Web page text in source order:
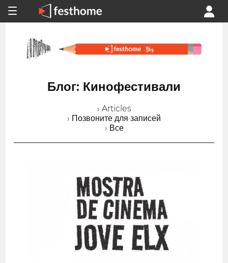
Блог: Кинофестивали
› Articles
› Позвоните для записей
› Все